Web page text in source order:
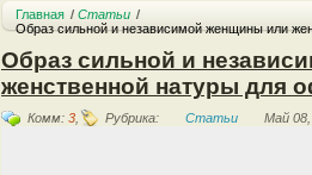
Главная
Статьи
Образ сильной и независимой женщины или
Образ сильной и
женственной натуры для
Комм: 3, Рубрика: Статьи Май 08,